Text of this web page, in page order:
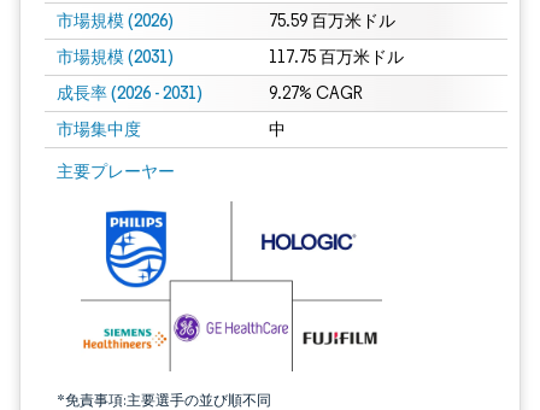
市場規模 (2026) 75.59 百万米ドル
市場規模 (2031) 117.75 百万米ドル
成長率 (2026 - 2031) 9.27% CAGR
市場集中度 中
主要プレーヤー
*免責事項:主要選手の並び順不同
画像 © Mordor Intelligence。再利用にはCC BY 4.0の表示が必要です。